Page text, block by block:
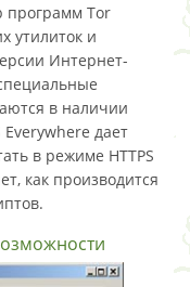
программ Tor
утилиток и
Интернет-
в наличии
Everywhere дает
в режиме HTTPS
как производится